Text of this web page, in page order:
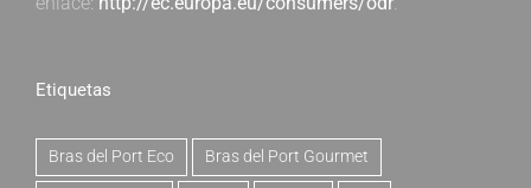
Etiquetas
Bras del Port Eco Bras del Port Gourmet